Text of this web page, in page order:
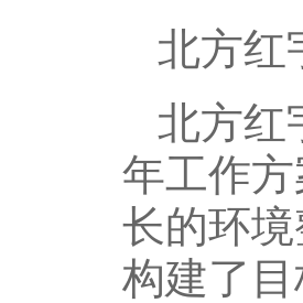
北方红
北方红
年工作
长的环
构建了